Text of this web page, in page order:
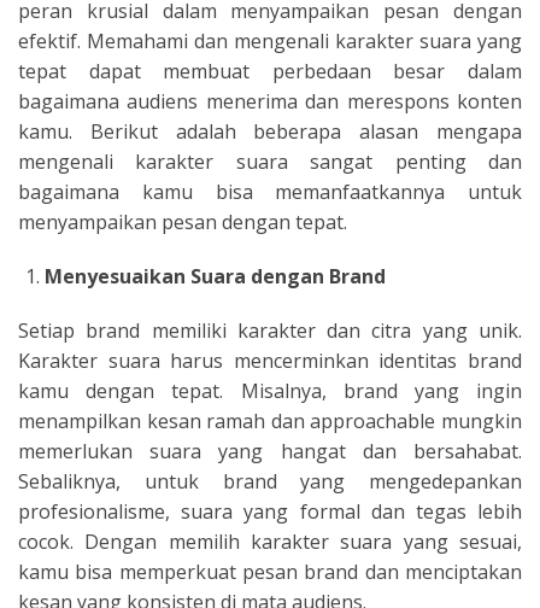
peran krusial dalam menyampaikan pesan dengan
efektif. Memahami dan mengenali karakter suara yang
tepat dapat membuat perbedaan besar dalam
bagaimana audiens menerima dan merespons konten
kamu. Berikut adalah beberapa alasan mengapa
mengenali karakter suara sangat penting dan
bagaimana kamu bisa memanfaatkannya untuk
menyampaikan pesan dengan tepat.
Menyesuaikan Suara dengan Brand
Setiap brand memiliki karakter dan citra yang unik.
Karakter suara harus mencerminkan identitas brand
kamu dengan tepat. Misalnya, brand yang ingin
menampilkan kesan ramah dan approachable mungkin
memerlukan suara yang hangat dan bersahabat.
Sebaliknya, untuk brand yang mengedepankan
profesionalisme, suara yang formal dan tegas lebih
cocok. Dengan memilih karakter suara yang sesuai,
kamu bisa memperkuat pesan brand dan menciptakan
kesan yang konsisten di mata audiens.